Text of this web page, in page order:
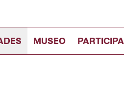
MUSEO PARTICIPA